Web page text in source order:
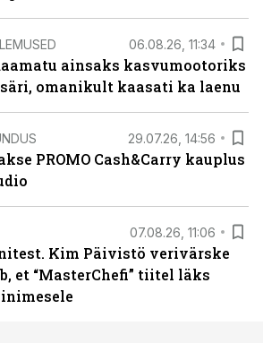
06.08.26, 11:34
ainsaks kasvumootoriks
omanikult kaasati ka laenu
29.07.26, 14:56
PROMO Cash&Carry kauplus
07.08.26, 11:06
Kim Päivistö verivärske
et “MasterChefi” tiitel läks